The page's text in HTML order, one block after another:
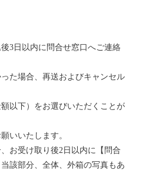
3日以内に問合せ窓口へご連絡
た場合、再送およびキャンセル
以下）をお選びいただくことが
いいたします。
お受け取り後2日以内に【問合
該部分、全体、外箱の写真もあ